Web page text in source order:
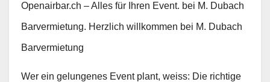
Openairbar.ch – Alles für Ihren Event. bei M. Dubach
Barvermietung. Herzlich willkommen bei M. Dubach
Barvermietung
Wer ein gelungenes Event plant, weiss: Die richtige